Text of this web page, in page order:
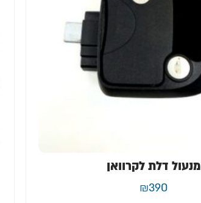
מנעול דלת לקרוואן
₪390